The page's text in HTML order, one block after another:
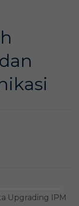
Upgrading IPM